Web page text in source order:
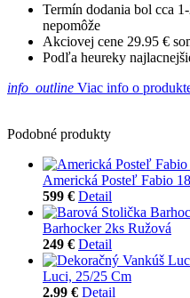
Termín dodania bol cca
nepomôže
Akciovej cene 29.95 €
Podľa heureky
info_outline Viac info o
Podobné produkty
Americká Posteľ Fabio
599 € Detail
Barhocker 2ks Ružová
249 € Detail
Luci, 25/25 Cm
2.99 € Detail